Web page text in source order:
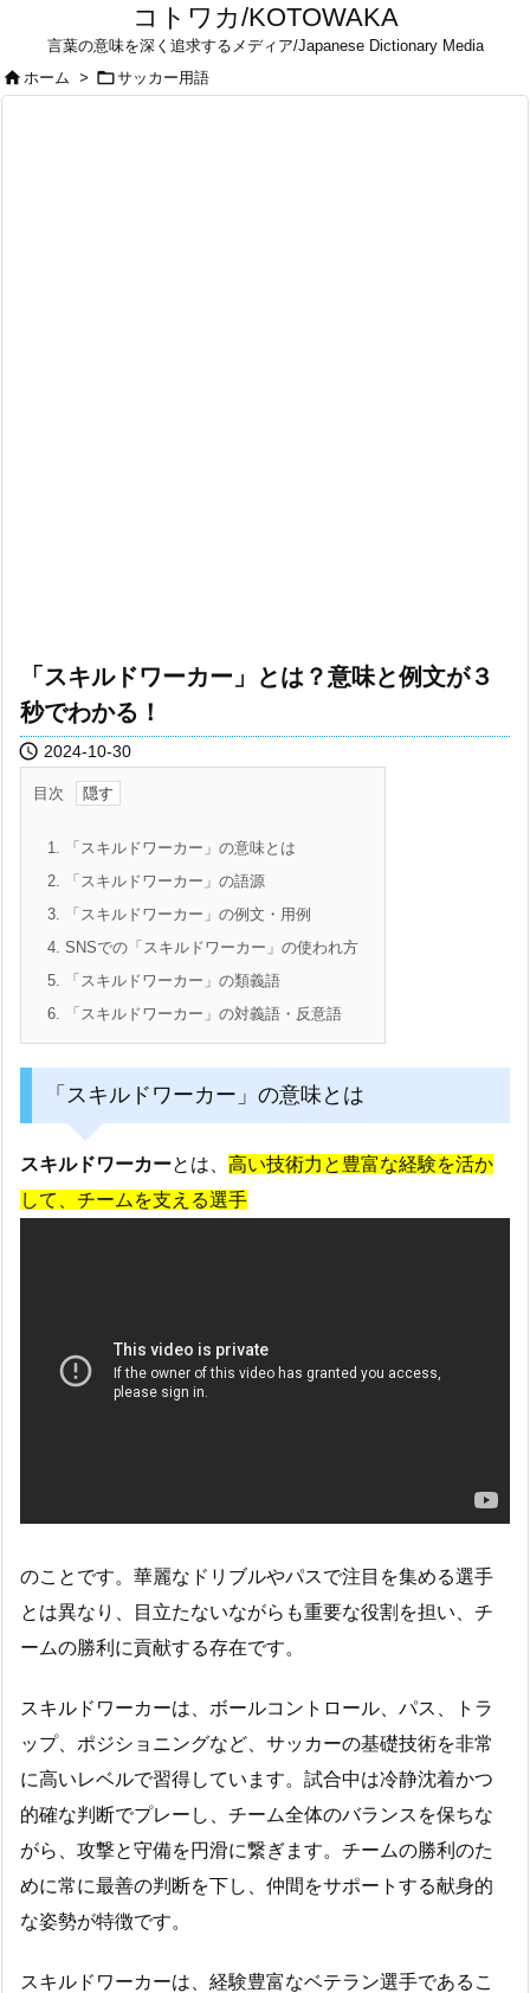
コトワカ/KOTOWAKA
言葉の意味を深く追求するメディア/Japanese Dictionary Media
ホーム > サッカー用語
「スキルドワーカー」とは？意味と例文が３
秒でわかる！
 2024-10-30
目次
1. 「スキルドワーカー」の意味とは
2. 「スキルドワーカー」の語源
3. 「スキルドワーカー」の例文・用例
4. SNSでの「スキルドワーカー」の使われ方
5. 「スキルドワーカー」の類義語
6. 「スキルドワーカー」の対義語・反意語
「スキルドワーカー」の意味とは
スキルドワーカーとは、 高い技術力と豊富な経験を活か
して、チームを支える選手
のことです。華麗なドリブルやパスで注目を集める選手
とは異なり、目立たないながらも重要な役割を担い、チ
ームの勝利に貢献する存在です。
スキルドワーカーは、ボールコントロール、パス、トラ
ップ、ポジショニングなど、サッカーの基礎技術を非常
に高いレベルで習得しています。試合中は冷静沈着かつ
的確な判断でプレーし、チーム全体のバランスを保ちな
がら、攻撃と守備を円滑に繋ぎます。チームの勝利のた
めに常に最善の判断を下し、仲間をサポートする献身的
な姿勢が特徴です。
スキルドワーカーは、経験豊富なベテラン選手であるこ